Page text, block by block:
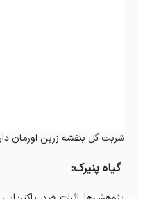
شربت گل بنفشه زرین اورمان
گیاه پنیرک: